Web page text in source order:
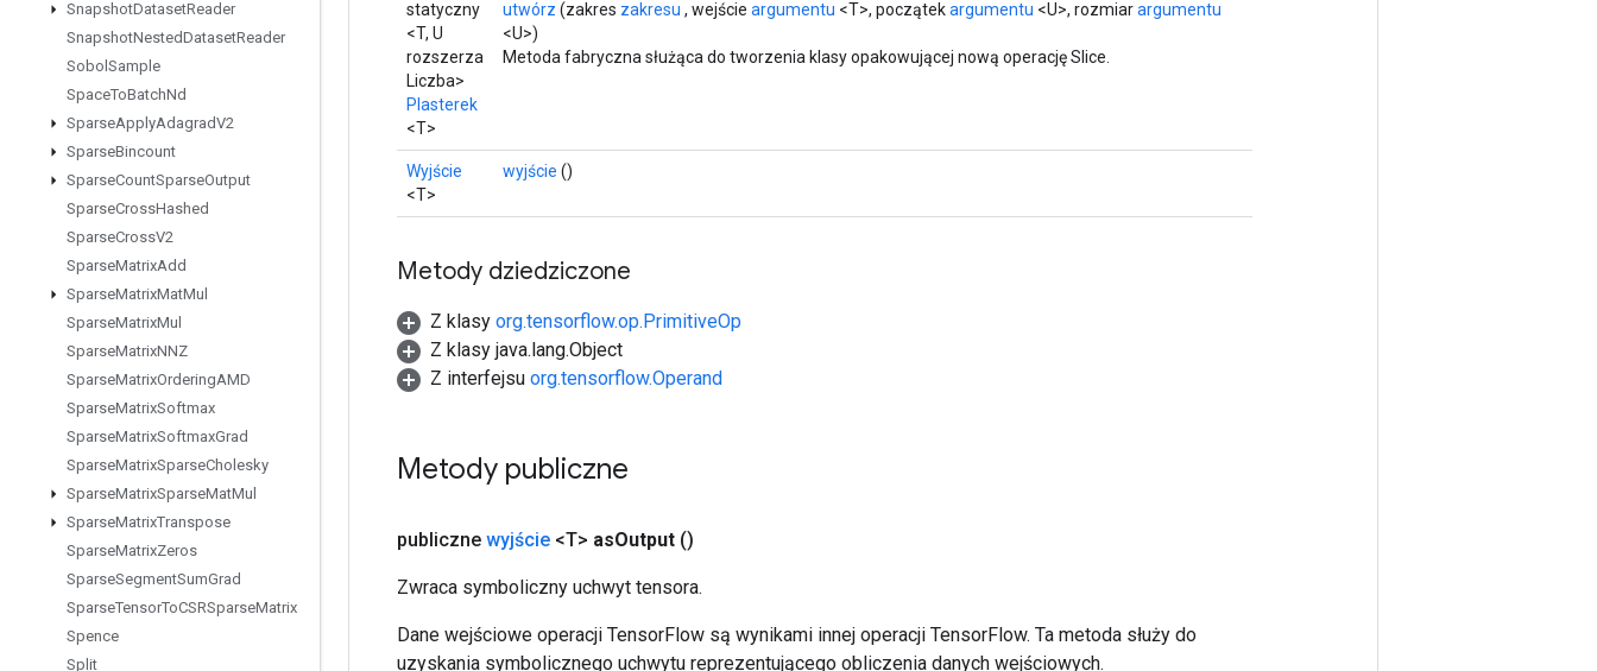
SnapshotDatasetReader
SnapshotNestedDatasetReader
Sobol Sample
SpaceToBatchNd
SparseApplyAdagradV2
SparseBincount
SparseCountSparseOutput
SparseCrossHashed
SparseCrossV2
SparseMatrixAdd
SparseMatrixMatMul
SparseMatrixMul
SparseMatrixNNZ
SparseMatrixOrderingAMD
SparseMatrixSoftmax
SparseMatrixSoftmaxGrad
SparseMatrixSparseCholesky
SparseMatrixSparseMatMul
SparseMatrixTranspose
SparseMatrixZeros
SparseSegmentSumGrad
SparseTensorToCSRSparseMatrix
Spence
Split
statyczny
<T, U
rozszerza
Liczba>
Plasterek
<T>
utwórz (zakres zakresu , wejście argumentu <T>, początekargumentu <U>, rozmiarargumentu
<U>)
Metoda fabryczna służąca do tworzenia klasy opakowującej nową operację Slice.
Wyjście
<T>
wyjście ()
Metody dziedziczone
Z klasy org.tensorflow.op.PrimitiveOp
Z klasy java.lang.Object
Z interfejsu org.tensorflow.Operand
Metody publiczne
publiczne wyjście <T> asOutput ()
Zwraca symboliczny uchwyt tensora.
Dane wejściowe operacji TensorFlow są wynikami innej operacji TensorFlow. Ta metoda służy do
uzyskania symbolicznego uchwytu reprezentującego obliczenia danych wejściowych.